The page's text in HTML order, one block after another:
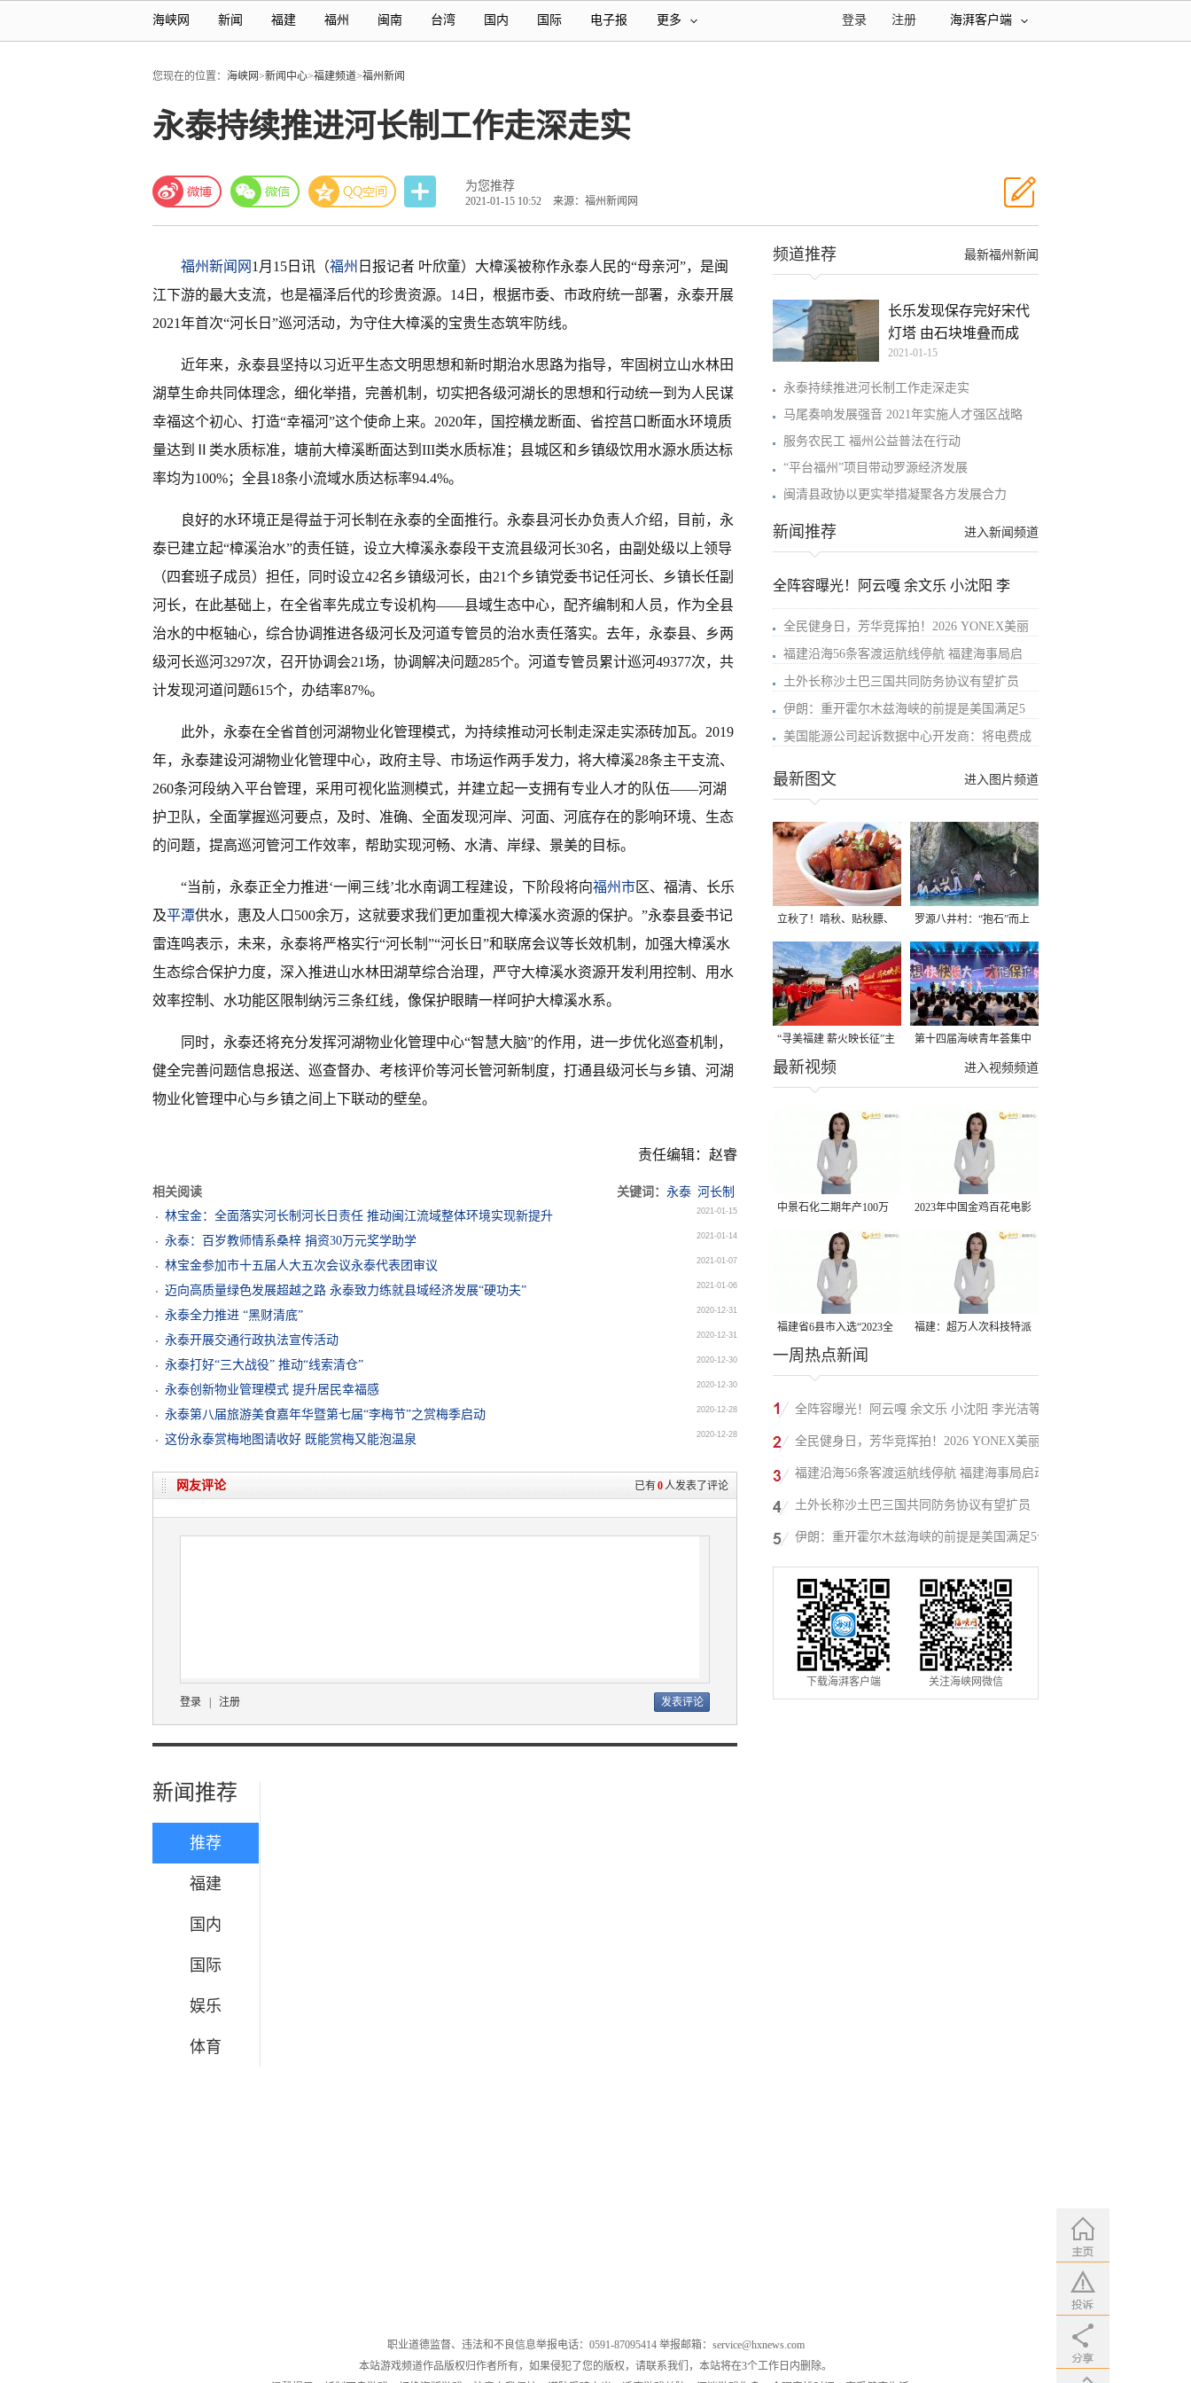
海峡网 新闻 福建 福州 闽南 台湾 国内 国际 电子报 更多 海湃客户端
注册
登录
您现在的位置： 海峡网>新闻中心>福建频道>福州新闻
永泰持续推进河长制工作走深走实
为您推荐
2021-01-15 10:52 来源：福州新闻网
福州新闻网 1月15日讯（福州 日报记者 叶欣童）大樟溪被称作永泰人民的“母亲河”，是闽
江下游的最大支流，也是福泽后代的珍贵资源。14日，根据市委、市政府统一部署，永泰开展
2021年首次“河长日”巡河活动，为守住大樟溪的宝贵生态筑牢防线。
近年来，永泰县坚持以习近平生态文明思想和新时期治水思路为指导，牢固树立山水林田
湖草生命共同体理念，细化举措，完善机制，切实把各级河湖长的思想和行动统一到为人民谋
幸福这个初心、打造“幸福河”这个使命上来。2020年，国控横龙断面、省控莒口断面水环境质
量达到Ⅱ类水质标准，塘前大樟溪断面达到III类水质标准；县城区和乡镇级饮用水源水质达标
率均为100%；全县18条小流域水质达标率94.4%。
良好的水环境正是得益于河长制在永泰的全面推行。永泰县河长办负责人介绍，目前，永
泰已建立起“樟溪治水”的责任链，设立大樟溪永泰段干支流县级河长30名，由副处级以上领导
（四套班子成员）担任，同时设立42名乡镇级河长，由21个乡镇党委书记任河长、乡镇长任副
河长，在此基础上，在全省率先成立专设机构——县域生态中心，配齐编制和人员，作为全县
治水的中枢轴心，综合协调推进各级河长及河道专管员的治水责任落实。去年，永泰县、乡两
级河长巡河3297次，召开协调会21场，协调解决问题285个。河道专管员累计巡河49377次，共
计发现河道问题615个，办结率87%。
此外，永泰在全省首创河湖物业化管理模式，为持续推动河长制走深走实添砖加瓦。2019
年，永泰建设河湖物业化管理中心，政府主导、市场运作两手发力，将大樟溪28条主干支流、
260条河段纳入平台管理，采用可视化监测模式，并建立起一支拥有专业人才的队伍——河湖
护卫队，全面掌握巡河要点，及时、准确、全面发现河岸、河面、河底存在的影响环境、生态
的问题，提高巡河管河工作效率，帮助实现河畅、水清、岸绿、景美的目标。
“当前，永泰正全力推进‘一闸三线’北水南调工程建设，下阶段将向福州市区、福清、长乐
及平潭供水，惠及人口500余万，这就要求我们更加重视大樟溪水资源的保护。”永泰县委书记
雷连鸣表示，未来，永泰将严格实行“河长制”“河长日”和联席会议等长效机制，加强大樟溪水
生态综合保护力度，深入推进山水林田湖草综合治理，严守大樟溪水资源开发利用控制、用水
效率控制、水功能区限制纳污三条红线，像保护眼睛一样呵护大樟溪水系。
同时，永泰还将充分发挥河湖物业化管理中心“智慧大脑”的作用，进一步优化巡查机制，
健全完善问题信息报送、巡查督办、考核评价等河长管河新制度，打通县级河长与乡镇、河湖
物业化管理中心与乡镇之间上下联动的壁垒。
责任编辑：赵睿
相关阅读 关键词： 永泰 河长制
林宝金：全面落实河长制河长日责任 推动闽江流域整体环境实现新提升
2021-01-15
永泰：百岁教师情系桑梓 捐资30万元奖学助学 2021-01-14
林宝金参加市十五届人大五次会议永泰代表团审议 2021-01-07
迈向高质量绿色发展超越之路 永泰致力练就县域经济发展“硬功夫” 2021-01-06
永泰全力推进 “黑财清底” 2020-12-31
永泰开展交通行政执法宣传活动 2020-12-31
永泰打好“三大战役” 推动“线索清仓” 2020-12-30
永泰创新物业管理模式 提升居民幸福感 2020-12-30
永泰第八届旅游美食嘉年华暨第七届“李梅节”之赏梅季启动 2020-12-28
这份永泰赏梅地图请收好 既能赏梅又能泡温泉 2020-12-28
已有0人发表了评论
网友评论
登录 注册
新闻推荐
推荐
福建
国内
国际
娱乐
体育
最新福州新闻
频道推荐
长乐发现保存完好宋代
灯塔 由石块堆叠而成
2021-01-15
永泰持续推进河长制工作走深走实
马尾奏响发展强音 2021年实施人才强区战略
服务农民工 福州公益普法在行动
“平台福州”项目带动罗源经济发展
闽清县政协以更实举措凝聚各方发展合力
进入新闻频道
新闻推荐
全阵容曝光！阿云嘎 余文乐 小沈阳 李
全民健身日，芳华竞挥拍！2026 YONEX美丽
上
福建沿海56条客渡运航线停航 福建海事局启
土外长称沙土巴三国共同防务协议有望扩员
伊朗：重开霍尔木兹海峡的前提是美国满足5
美国能源公司起诉数据中心开发商：将电费成
进入图片频道
最新图文
立秋了！啃秋、贴秋膘、
晒秋，福建人这样过才够
味→
罗源八井村：“抱石”而上
“寻美福建 薪火映长征”主
题活动在龙岩长汀启动
第十四届海峡青年荟集中
阶段活动在福州举行
进入视频频道
最新视频
中景石化二期年产100万
吨丙烷脱氢项目建成中交
2023年中国金鸡百花电影
节有福电影巡展31日启动
福建省6县市入选“2023全
国县域发展潜力百强县”
福建：超万人次科技特派
一周热点新闻
全阵容曝光！阿云嘎 余文乐 小沈阳 李光洁等
加盟《披荆斩棘2026》
全民健身日，芳华竞挥拍！2026 YONEX美丽
上场女子网球交流赛厦门站揭幕
福建沿海56条客渡运航线停航 福建海事局启动
防台风一级应急响应
土外长称沙土巴三国共同防务协议有望扩员
伊朗：重开霍尔木兹海峡的前提是美国满足5个
条件
下载海湃客户端 关注海峡网微信
职业道德监督、违法和不良信息举报电话：0591-87095414 举报邮箱：service@hxnews.com
本站游戏频道作品版权归作者所有，如果侵犯了您的版权，请联系我们，本站将在3个工作日内删除。